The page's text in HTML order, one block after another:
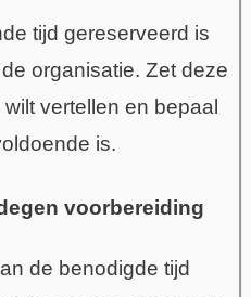
tijd gereserveerd is
organisatie. Zet deze
vertellen en bepaal
is.
voorbereiding
de benodigde tijd